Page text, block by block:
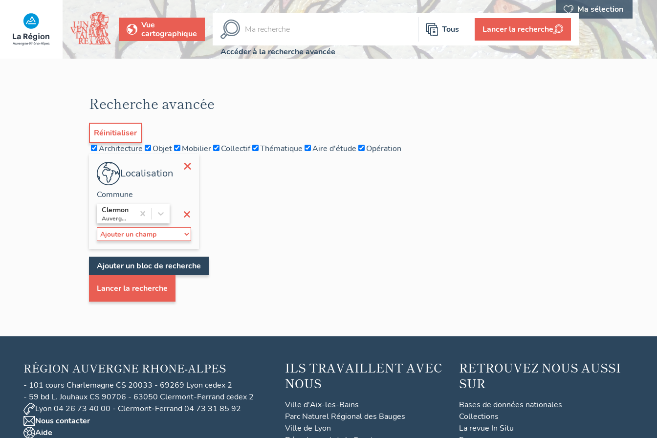
Ma sélection
Vue
cartographique
Tous Lancer la recherche
Accéder à la recherche avancée
Recherche avancée
Réinitialiser
Architecture
Objet Mobilier Collectif Thématique Aire d'étude Opération
×
Localisation
×
Commune
Clermont-Ferrand
Auvergne / Puy-de-Dôme
Ajouter un bloc de recherche
Lancer la recherche
RÉGION AUVERGNE RHONE-ALPES
- 101 cours Charlemagne CS 20033 - 69269 Lyon cedex 2
- 59 bd L. Jouhaux CS 90706 - 63050 Clermont-Ferrand cedex 2
Lyon 04 26 73 40 00 - Clermont-Ferrand 04 73 31 85 92
Nous contacter
Aide
ILS TRAVAILLENT AVEC
NOUS
Ville d'Aix-les-Bains
Parc Naturel Régional des Bauges
Ville de Lyon
RETROUVEZ NOUS AUSSI
SUR
Bases de données nationales
Collections
La revue In Situ